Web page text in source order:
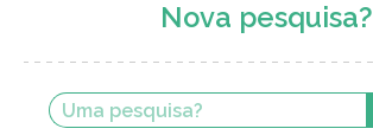
Nova pesquisa?